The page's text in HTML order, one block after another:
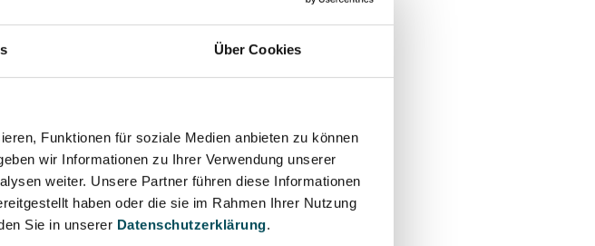
Über Cookies
Funktionen für soziale Medien anbieten zu können
wir Informationen zu Ihrer Verwendung unserer
weiter. Unsere Partner führen diese Informationen
haben oder die sie im Rahmen Ihrer Nutzung
Sie in unserer Datenschutzerklärung.